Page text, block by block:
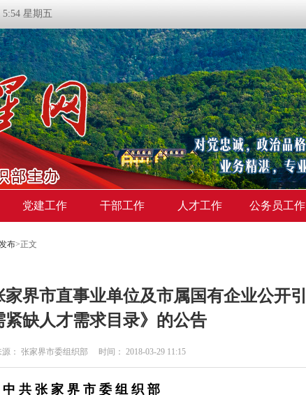
5:54 星期五
党建工作 干部工作 人才工作 公务员工作
布>正文
界市直事业单位及市属国有企业公开引
紧缺人才需求目录》的公告
源： 张家界市委组织部 时间： 2018-03-29 11:15
中 共 张 家 界 市 委 组 织 部